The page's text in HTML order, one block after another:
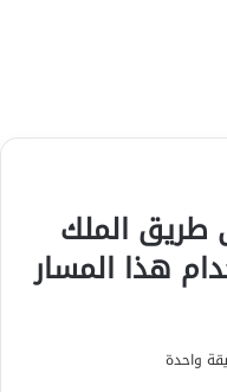
طريق الملك
هذا المسار
واحدة